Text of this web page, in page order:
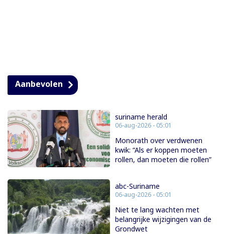
Aanbevolen
suriname herald
06-aug-2026 - 05:01
Monorath over verdwenen
kwik: “Als er koppen moeten
rollen, dan moeten die rollen”
abc-Suriname
06-aug-2026 - 05:01
Niet te lang wachten met
belangrijke wijzigingen van de
Grondwet